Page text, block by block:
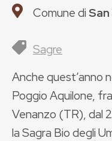
Comune di
Sagre
Anche quest’anno
Poggio Aquilone,
Venanzo (TR), dal
la Sagra Bio degli